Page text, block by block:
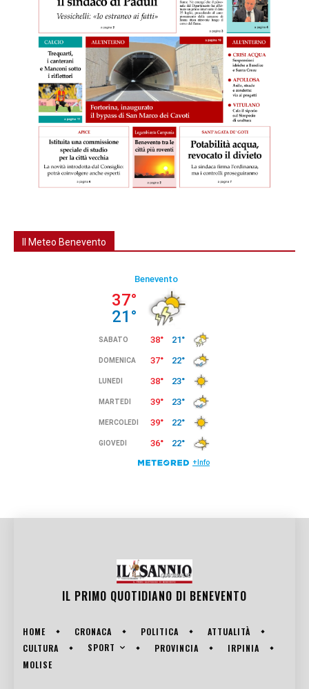
Il Meteo Benevento
IL PRIMO QUOTIDIANO DI BENEVENTO
HOME CRONACA POLITICA
ATTUALITÀ
CULTURA
SPORT PROVINCIA
IRPINIA
MOLISE